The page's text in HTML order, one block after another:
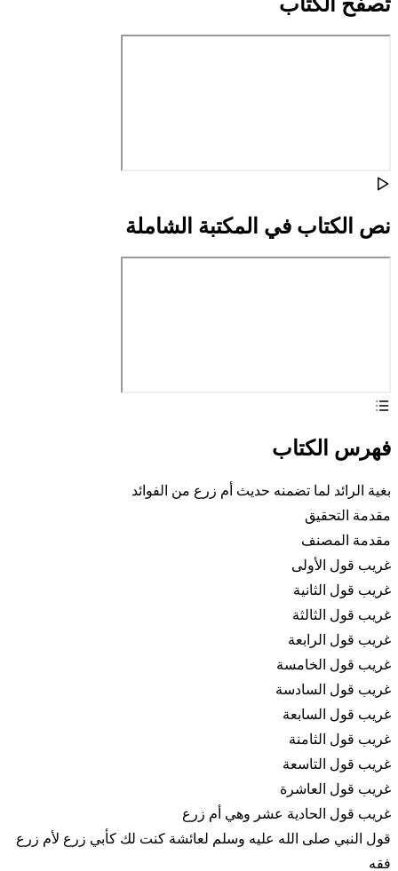
تصفح الكتاب
نص الكتاب في المكتبة الشاملة
فهرس الكتاب
بغية الرائد لما تضمنه حديث أم زرع من الفوائد
مقدمة التحقيق
مقدمة المصنف
غريب قول الأولى
غريب قول الثانية
غريب قول الثالثة
غريب قول الرابعة
غريب قول الخامسة
غريب قول السادسة
غريب قول السابعة
غريب قول الثامنة
غريب قول التاسعة
غريب قول العاشرة
غريب قول الحادية عشر وهي أم زرع
قول النبي صلى الله عليه وسلم لعائشة كنت لك كأبي زرع لأم زرع
فقه